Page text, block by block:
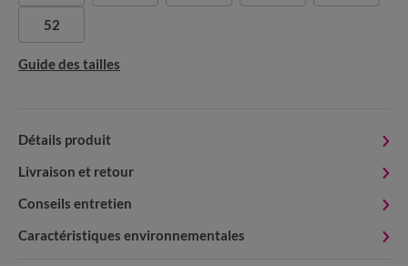
52
Guide des tailles
Détails produit
Livraison et retour
Conseils entretien
Caractéristiques environnementales